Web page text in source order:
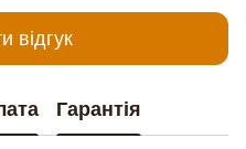
відгук
Гарантія